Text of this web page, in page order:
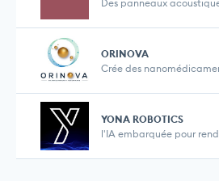
ORINOVA
YONA ROBOTICS